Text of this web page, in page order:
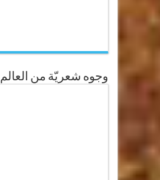
وجوه شعريّة من العالم